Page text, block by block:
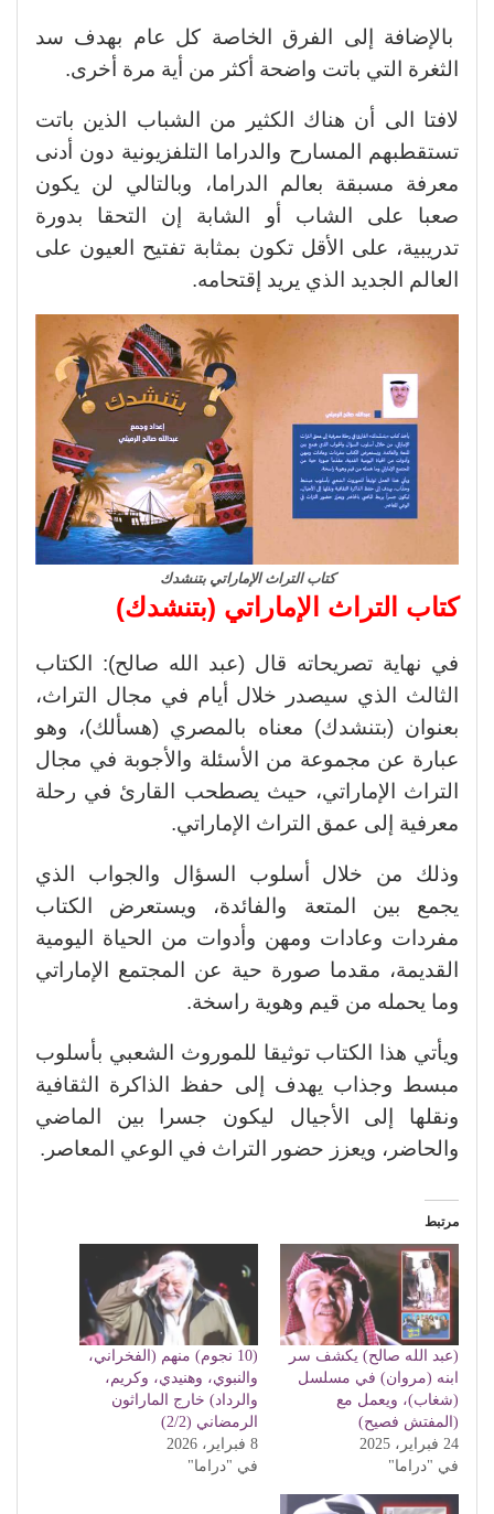
بالإضافة إلى الفرق الخاصة كل عام بهدف سد
الثغرة التي باتت واضحة أكثر من أية مرة أخرى.
لافتا الى أن هناك الكثير من الشباب الذين باتت
تستقطبهم المسارح والدراما التلفزيونية دون أدنى
معرفة مسبقة بعالم الدراما، وبالتالي لن يكون
صعبا على الشاب أو الشابة إن التحقا بدورة
تدريبية، على الأقل تكون بمثابة تفتيح العيون على
العالم الجديد الذي يريد إقتحامه.
كتاب التراث الإماراتي بتنشدك
كتاب التراث الإماراتي (بتنشدك)
في نهاية تصريحاته قال (عبد الله صالح): الكتاب
الثالث الذي سيصدر خلال أيام في مجال التراث،
بعنوان (بتنشدك) معناه بالمصري (هسألك)، وهو
عبارة عن مجموعة من الأسئلة والأجوبة في مجال
التراث الإماراتي، حيث يصطحب القارئ في رحلة
معرفية إلى عمق التراث الإماراتي.
وذلك من خلال أسلوب السؤال والجواب الذي
يجمع بين المتعة والفائدة، ويستعرض الكتاب
مفردات وعادات ومهن وأدوات من الحياة اليومية
القديمة، مقدما صورة حية عن المجتمع الإماراتي
وما يحمله من قيم وهوية راسخة.
ويأتي هذا الكتاب توثيقا للموروث الشعبي بأسلوب
مبسط وجذاب يهدف إلى حفظ الذاكرة الثقافية
ونقلها إلى الأجيال ليكون جسرا بين الماضي
والحاضر، ويعزز حضور التراث في الوعي المعاصر.
مرتبط
(عبد الله صالح) يكشف سر
ابنه (مروان) في مسلسل
(شغاب)، ويعمل مع
(المفتش فصيح)
24 فبراير، 2025
في "دراما"
(10 نجوم) منهم (الفخراني،
والنبوي، وهنيدي، وكريم،
والرداد) خارج الماراثون
الرمضاني (2/2)
8 فبراير، 2026
في "دراما"